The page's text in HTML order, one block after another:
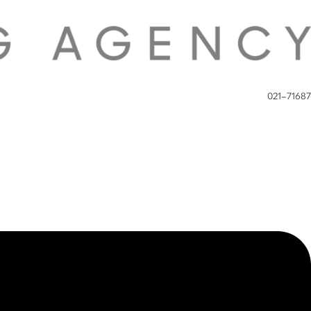
021-71687